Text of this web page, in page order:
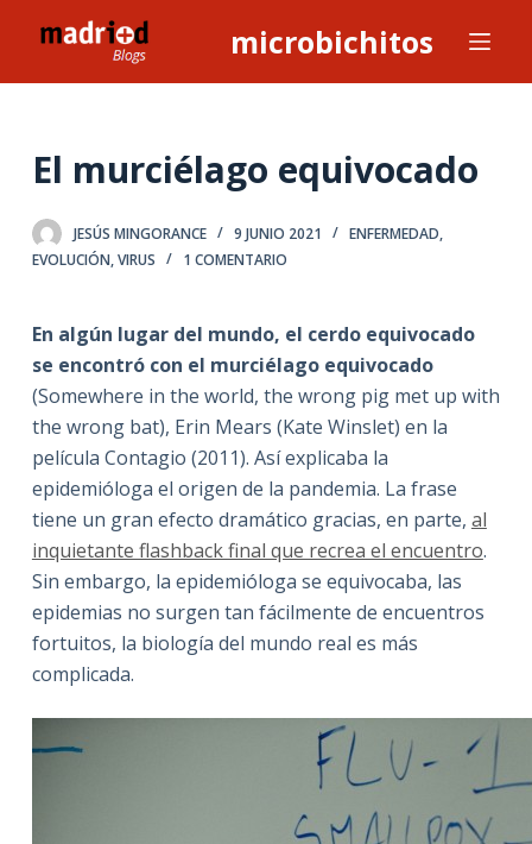
l
n
e
n
d
o
microbichitos
El murciélago equivocado
JESÚS MINGORANCE 9 JUNIO 2021 ENFERMEDAD,
EVOLUCIÓN,VIRUS 1 COMENTARIO
En algún lugar del mundo, el cerdo equivocado
se encontró con el murciélago equivocado
(Somewhere in the world, the wrong pig met up with
the wrong bat), Erin Mears (Kate Winslet) en la
película Contagio (2011). Así explicaba la
epidemióloga el origen de la pandemia. La frase
tiene un gran efecto dramático gracias, en parte, al
inquietante flashback final que recrea el encuentro.
Sin embargo, la epidemióloga se equivocaba, las
epidemias no surgen tan fácilmente de encuentros
fortuitos, la biología del mundo real es más
complicada.